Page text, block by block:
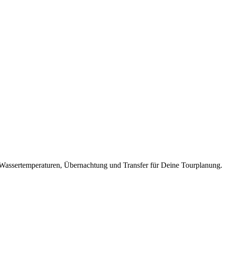
Übernachtung und Transfer für Deine Tourplanung.